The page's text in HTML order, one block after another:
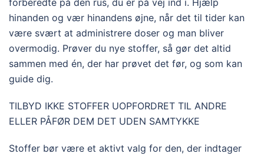
forberedte på den rus, du er på vej ind i. Hjælp
hinanden og vær hinandens øjne, når det til tider kan
være svært at administrere doser og man bliver
overmodig. Prøver du nye stoffer, så gør det altid
sammen med én, der har prøvet det før, og som kan
guide dig.
TILBYD IKKE STOFFER UOPFORDRET TIL ANDRE
ELLER PÅFØR DEM DET UDEN SAMTYKKE
Stoffer bør være et aktivt valg for den, der indtager